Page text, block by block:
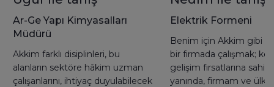
Ar-Ge Yapı Kimyasalları
Müdürü
Akkim farklı disiplinleri, bu
alanların sektöre hâkim uzman
çalışanlarını, ihtiyaç duyulabilecek
Elektrik Formeni
Benim için Akkim gibi
bir firmada çalışmak;
gelişim fırsatlarına
yanında, firmam ve